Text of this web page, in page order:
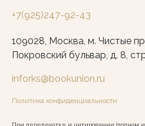
+7(925)247-92-43
109028, Москва, м. Чистые
Покровский бульвар, д. 8,
inforks@bookunion.ru
Политика конфиденциальности
При перепечатке и цитировании (полном